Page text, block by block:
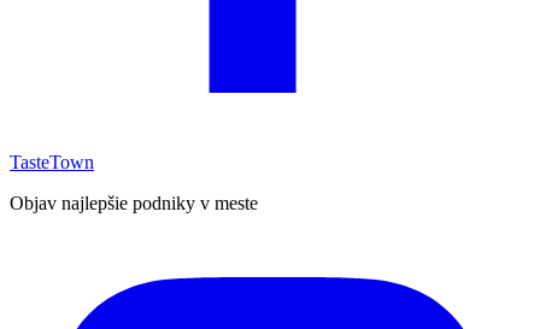
TasteTown
Objav najlepšie podniky v meste